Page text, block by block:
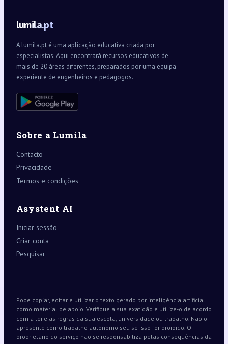
lumila.pt
A lumila.pt é uma aplicação educativa criada por
especialistas. Aqui encontrará recursos educativos de
mais de 20 áreas diferentes, preparados por uma equipa
experiente de engenheiros e pedagogos.
Sobre a Lumila
Contacto
Privacidade
Termos e condições
Asystent AI
Iniciar sessão
Criar conta
Pesquisar
Pode copiar, editar e utilizar o texto gerado por inteligência artificial
como material de apoio. Verifique a sua exatidão e utilize-o de acordo
com a lei e as regras da sua escola, universidade ou trabalho. Não o
apresente como trabalho autónomo seu se isso for proibido. O
proprietário do serviço não se responsabiliza pelas consequências da